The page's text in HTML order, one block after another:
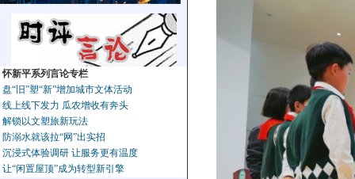
怀新平系列言论专栏
盘“旧”塑“新”增加城市文体活动
线上线下发力 瓜农增收有奔头
解锁以文塑旅新玩法
防溺水就该拉“网”出实招
沉浸式体验调研 让服务更有温度
让“闲置屋顶”成为转型新引擎